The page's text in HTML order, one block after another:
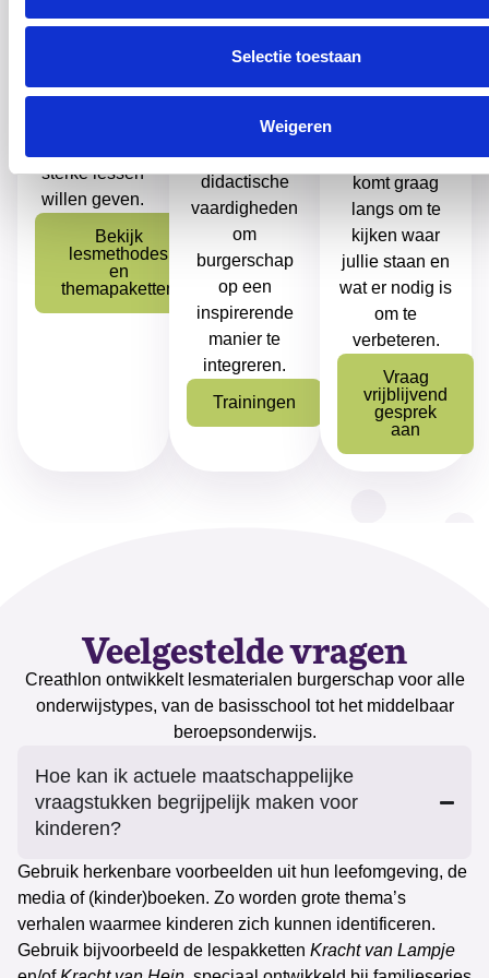
Selectie toestaan
Weigeren
voor
veel
sterke lessen
willen geven.
Bekijk
lesmethodes
en
themapaketten
dialogiseren;
wij helpen
benodigde
kennis en
didactische
vaardigheden
om
burgerschap
op een
inspirerende
manier te
integreren.
Trainingen
stichtingniveau.
adviseurs
komt graag
langs om te
kijken waar
jullie staan en
wat er nodig is
om te
verbeteren.
Vraag
vrijblijvend
gesprek
aan
Veelgestelde vragen
Creathlon ontwikkelt lesmaterialen burgerschap voor alle
onderwijstypes, van de basisschool tot het middelbaar
beroepsonderwijs.
Hoe kan ik actuele maatschappelijke
vraagstukken begrijpelijk maken voor
kinderen?
Gebruik herkenbare voorbeelden uit hun leefomgeving, de
media of (kinder)boeken. Zo worden grote thema’s
verhalen waarmee kinderen zich kunnen identificeren.
Gebruik bijvoorbeeld de lespakketten Kracht van Lampje